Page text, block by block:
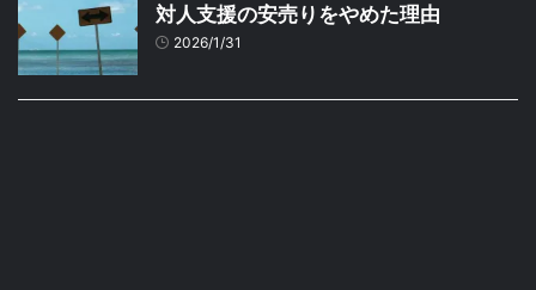
対人支援の安売りをやめた理由
2026/1/31